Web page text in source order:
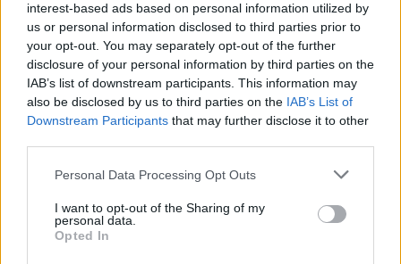
interest-based ads based on personal information utilized by
us or personal information disclosed to third parties prior to
your opt-out. You may separately opt-out of the further
disclosure of your personal information by third parties on the
IAB’s list of downstream participants. This information may
also be disclosed by us to third parties on the IAB’s List of
Downstream Participants that may further disclose it to other
Please note that this website/app uses one or more Google
not limited to your visit or usage behaviour. You may click to
grant or deny consent to Google and its third-party tags to
use your data for below specified purposes in below Google
Personal Data Processing Opt Outs
I want to opt-out of the Sharing of my
personal data.
Opted In
ΤΑ ΔΕΚΑΛΕΠΤΑ: 31-21, 49-42, 69-60, 92-80
ΑΥΣΤΡΑΛΙΑ(Γκούρτζαν): Ντάνιελς 13 (3 τρίποντα, 7
ριμπάουντ), Γκίντι 17 (2 τρίποντα, 8 ριμπάουντ, 8
ασίστ, 5 λάθη), Μιλς 19 (3/6 τρίποντα, 5 λάθη),
τρίποντο, 9 ριμπάουντ, 5 ασίστ), Κέι 8, ΜακΒέι 13
(3/6 τρίποντα, 7 ριμπάουντ), Μάνγκαϊ 2